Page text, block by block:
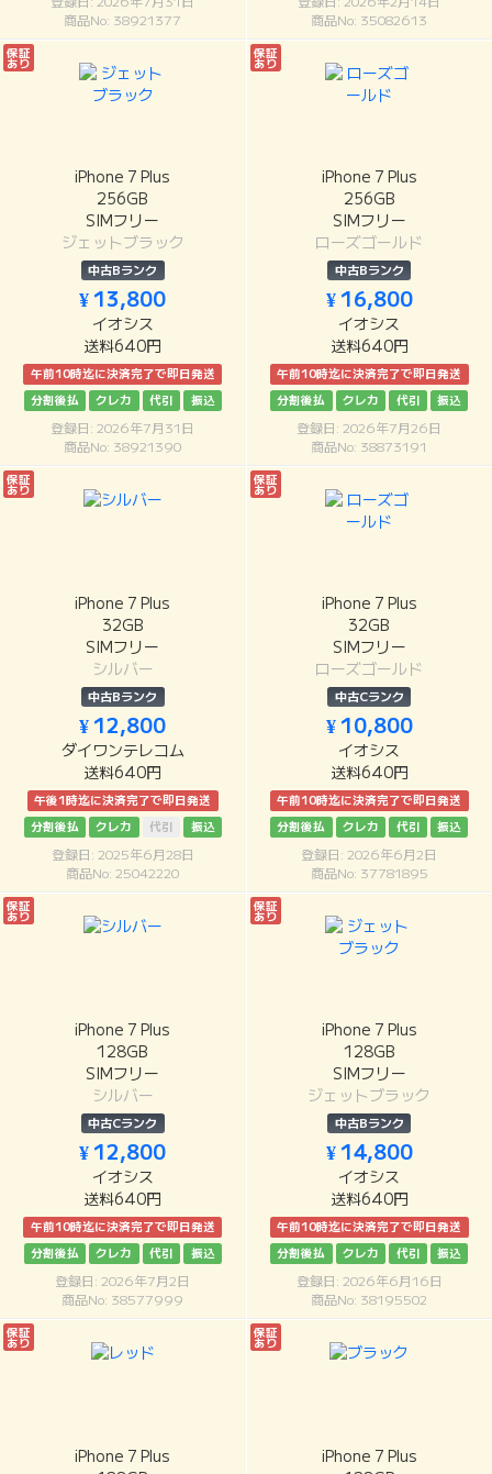
商品No: 38921377
商品No: 35082613
保証
あり
iPhone 7 Plus
256GB
SIMフリー
ジェットブラック
中古Bランク
¥ 13,800
イオシス
送料640円
午前10時迄に決済完了で即日発送
分割後払
クレカ 代引 振込
登録日: 2026年7月31日
商品No: 38921390
保証
あり
iPhone 7 Plus
256GB
SIMフリー
ローズゴールド
中古Bランク
¥ 16,800
イオシス
送料640円
午前10時迄に決済完了で即日発送
分割後払
クレカ 代引 振込
登録日: 2026年7月26日
商品No: 38873191
保証
あり
iPhone 7 Plus
32GB
SIMフリー
シルバー
中古Bランク
¥ 12,800
ダイワンテレコム
送料640円
午後1時迄に決済完了で即日発送
分割後払
クレカ 代引 振込
登録日: 2025年6月28日
商品No: 25042220
保証
あり
iPhone 7 Plus
32GB
SIMフリー
ローズゴールド
中古Cランク
¥ 10,800
イオシス
送料640円
午前10時迄に決済完了で即日発送
分割後払
クレカ 代引 振込
登録日: 2026年6月2日
商品No: 37781895
保証
あり
iPhone 7 Plus
128GB
SIMフリー
シルバー
中古Cランク
¥ 12,800
イオシス
送料640円
午前10時迄に決済完了で即日発送
分割後払
クレカ 代引 振込
登録日: 2026年7月2日
商品No: 38577999
保証
あり
iPhone 7 Plus
128GB
SIMフリー
ジェットブラック
中古Bランク
¥ 14,800
イオシス
送料640円
午前10時迄に決済完了で即日発送
分割後払
クレカ 代引 振込
登録日: 2026年6月16日
商品No: 38195502
保証
あり
iPhone 7 Plus
保証
あり
iPhone 7 Plus